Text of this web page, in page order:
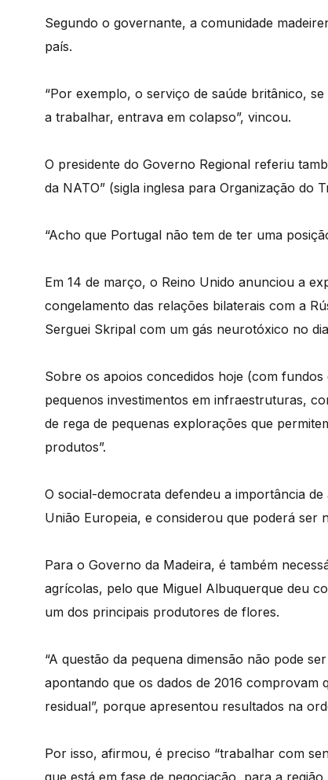
Segundo o governante, a comunidade
país.
“Por exemplo, o serviço de saúde britânico,
a trabalhar, entrava em colapso”, vincou.
O presidente do Governo Regional referiu
da NATO” (sigla inglesa para Organização do
“Acho que Portugal não tem de ter uma
Em 14 de março, o Reino Unido anunciou a
congelamento das relações bilaterais com a
Serguei Skripal com um gás neurotóxico no
Sobre os apoios concedidos hoje (com
pequenos investimentos em infraestruturas,
de rega de pequenas explorações que
produtos”.
O social-democrata defendeu a importância
União Europeia, e considerou que poderá ser
Para o Governo da Madeira, é também
agrícolas, pelo que Miguel Albuquerque deu
um dos principais produtores de flores.
“A questão da pequena dimensão não pode
apontando que os dados de 2016 comprovam
residual”, porque apresentou resultados na
Por isso, afirmou, é preciso “trabalhar com